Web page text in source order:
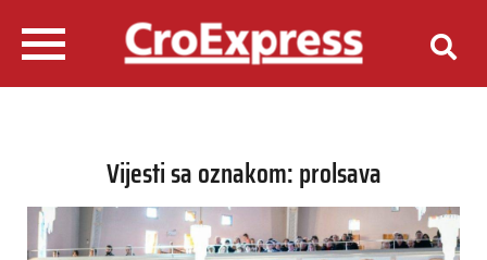
Vijesti sa oznakom: prolsava